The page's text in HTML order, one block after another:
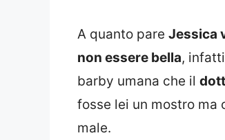
A quanto pare Jessica
non essere bella,
barby umana che il
fosse lei un mostro
male.